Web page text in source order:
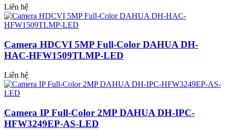
Liên hệ
Camera HDCVI 5MP Full-Color DAHUA DH-
HAC-HFW1509TLMP-LED
Liên hệ
Camera IP Full-Color 2MP DAHUA DH-IPC-
HFW3249EP-AS-LED